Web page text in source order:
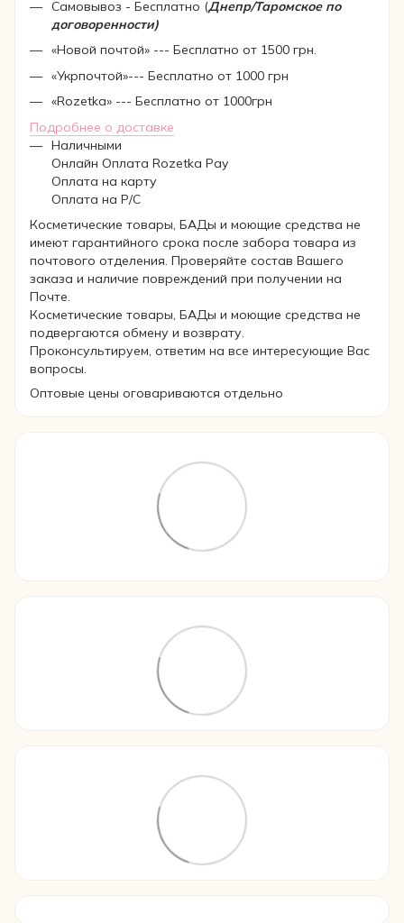
Самовывоз - Бесплатно (Днепр/Таромское по
договоренности)
«Новой почтой» --- Бесплатно от 1500 грн.
«Укрпочтой»--- Бесплатно от 1000 грн
«Rozetka» --- Бесплатно от 1000грн
Подробнее о доставке
Наличными
Онлайн Оплата Rozetka Pay
Оплата на карту
Оплата на Р/C
Косметические товары, БАДы и моющие средства не
имеют гарантийного срока после забора товара из
почтового отделения. Проверяйте состав Вашего
заказа и наличие повреждений при получении на
Почте.
Косметические товары, БАДы и моющие средства не
подвергаются обмену и возврату.
Проконсультируем, ответим на все интересующие Вас
вопросы.
Оптовые цены оговариваются отдельно